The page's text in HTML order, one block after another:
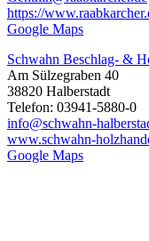
https://
Google Maps
Schwahn Beschlag- &
Am Sülzegraben 40
38820 Halberstadt
Telefon: 03941-5880-0
info@schwahn-
www.schwahn-
Google Maps